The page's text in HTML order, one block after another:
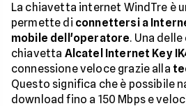
La chiavetta internet WindTre è
permette di connettersi a
mobile dell'operatore. Una
chiavetta Alcatel Internet Key
connessione veloce grazie alla
Questo significa che è possibile
download fino a 150 Mbps e